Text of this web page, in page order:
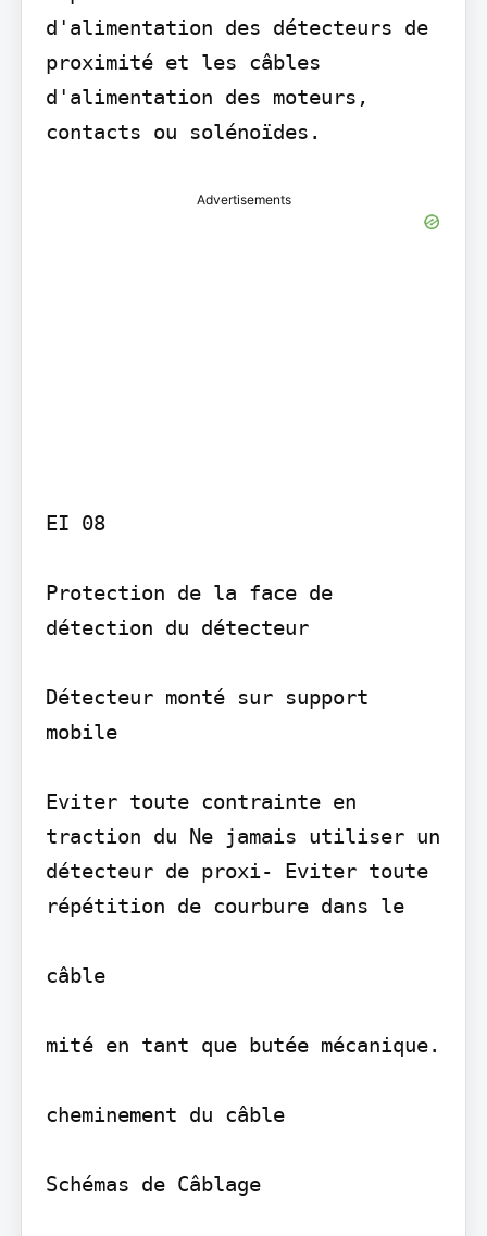
d'alimentation des détecteurs de
proximité et les câbles
d'alimentation des moteurs,
Advertisements
EI 08
Protection de la face de
détection du détecteur
Détecteur monté sur support
mobile
Eviter toute contrainte en
traction du Ne jamais utiliser un
détecteur de proxi- Eviter toute
répétition de courbure dans le
câble
mité en tant que butée mécanique.
cheminement du câble
Schémas de Câblage